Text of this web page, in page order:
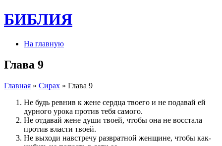
БИБЛИЯ
На главную
Глава 9
Главная » Сирах » Глава 9
Не будь ревнив к жене сердца твоего и не подавай ей
дурного урока против тебя самого.
Не отдавай жене души твоей, чтобы она не восстала
против власти твоей.
Не выходи навстречу развратной женщине, чтобы как-